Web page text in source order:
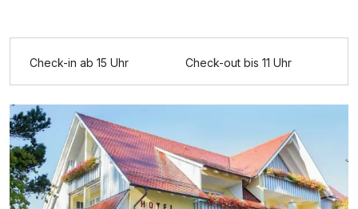
Check-in ab 15 Uhr Check-out bis 11 Uhr